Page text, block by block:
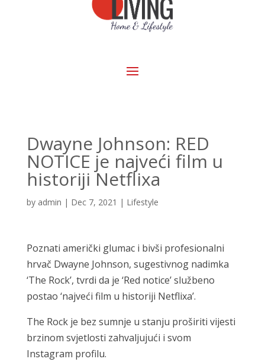
Dwayne Johnson: RED
NOTICE je najveći film u
historiji Netflixa
by admin | Dec 7, 2021 | Lifestyle
Poznati američki glumac i bivši profesionalni
hrvač Dwayne Johnson, sugestivnog nadimka
‘The Rock’, tvrdi da je ‘Red notice’ službeno
postao ‘najveći film u historiji Netflixa’.
The Rock je bez sumnje u stanju proširiti vijesti
brzinom svjetlosti zahvaljujući i svom
Instagram profilu.